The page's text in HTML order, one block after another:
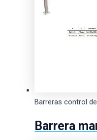
Barreras control
Barrera